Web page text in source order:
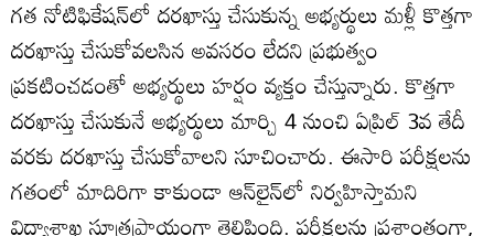
గత నోటిఫికేషన్‌లో దరఖాస్తు చేసుకున్న అభ్యర్థులు మళ్లీ కొత్తగా
దరఖాస్తు చేసుకోవలసిన అవసరం లేదని ప్రభుత్వం
ప్రకటించడంతో అభ్యర్థులు హర్షం వ్యక్తం చేస్తున్నారు. కొత్తగా
దరఖాస్తు చేసుకునే అభ్యర్థులు మార్చి 4 నుంచి ఏప్రిల్‌ 3వ తేదీ
వరకు దరఖాస్తు చేసుకోవాలని సూచించారు. ఈసారి పరీక్షలను
గతంలో మాదిరిగా కాకుండా ఆన్‌లైన్‌లో నిర్వహిస్తామని
విద్యాశాఖ సూత్రప్రాయంగా తెలిపింది. పరీక్షలను ప్రశాంతంగా,